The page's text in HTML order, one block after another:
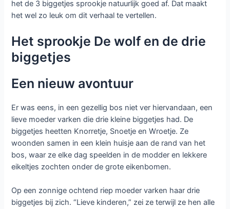
het de 3 biggetjes sprookje natuurlijk goed af. Dat maakt
het wel zo leuk om dit verhaal te vertellen.
Het sprookje De wolf en de drie
biggetjes
Een nieuw avontuur
Er was eens, in een gezellig bos niet ver hiervandaan, een
lieve moeder varken die drie kleine biggetjes had. De
biggetjes heetten Knorretje, Snoetje en Wroetje. Ze
woonden samen in een klein huisje aan de rand van het
bos, waar ze elke dag speelden in de modder en lekkere
eikeltjes zochten onder de grote eikenbomen.
Op een zonnige ochtend riep moeder varken haar drie
biggetjes bij zich. “Lieve kinderen,” zei ze terwijl ze hen alle